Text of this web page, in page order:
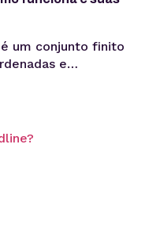
um conjunto finito
e
Você já se
exatamente o que